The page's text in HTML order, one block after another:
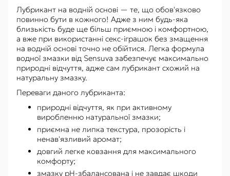
Лубрикант на водній основі — те, що обов'язково
повинно бути в кожного! Адже з ним будь-яка
близькість буде ще більш приємною і комфортною,
а вже при використанні секс-іграшок без змащення
на водній основі точно не обійтися. Легка формула
водної змазки від Sensuva забезпечує максимально
природні відчуття, адже сам лубрикант схожий на
натуральну змазку.
Переваги даного лубриканта:
природні відчуття, як при активному
виробленню натуральної змазки;
приємна не липка текстура, прозорість і
ненав'язливий аромат;
довгий легке ковзання для максимального
комфорту;
змазку pH-збалансована і не завдає шкоди